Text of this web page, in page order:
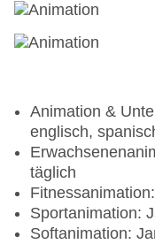
Car ca. 18 km,
Tennis:
Fitnesscenter:
Nordic Walking,
mind, Indoor
Bogenschießen,
Beachvolleyball,
Tennis:
Animation &
englisch,
täglich
Sportanimation:
Softanimation: